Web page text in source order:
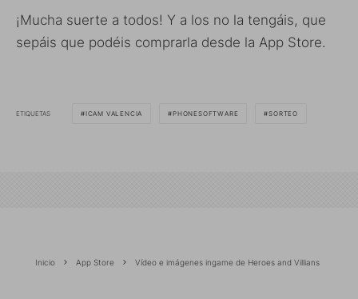
¡Mucha suerte a todos! Y a los no la tengáis, que
sepáis que podéis comprarla desde la App Store.
ETIQUETAS ICAM VALENCIA PHONESOFTWARE SORTEO
Inicio App Store Vídeo e imágenes ingame de Heroes and Villians